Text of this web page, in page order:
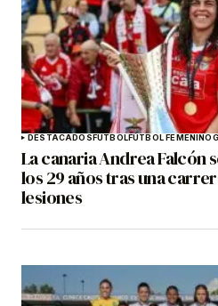
DESTACADOSFÚTBOLFÚTBOL FEMENINO
La canaria Andrea Falcón
los 29 años tras una
lesiones